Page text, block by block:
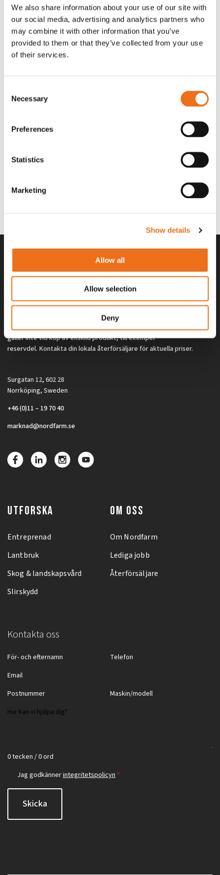
We also share information about your use of our site with
our social media, advertising and analytics partners who
may combine it with other information that you’ve
provided to them or that they’ve collected from your use
of their services.
Selection
Necessary
Preferences
Statistics
Marketing
Show details
Allow all
Allow selection
Deny
Lägg till i varukorg
Rotor, komplett med slagor
35 730kr (ex. moms)
Grön truckknapp
530kr (ex. moms)
Lägg till i varukorg
Rotor teeth 8t/6k 0Gr/8 R6/14
Alla priser på tillbehör och tillval gäller vid köp av ny maskin. Priserna
gäller inte vid köp av enskild produkt, till exempel
reservdel. Kontakta din lokala återförsäljare för aktuella priser.
Surgatan 12, 602 28
Norrköping, Sweden
+46 (0)11 – 19 70 40
marknad@nordfarm.se
UTFORSKA
Entreprenad
Lantbruk
Skog & landskapsvård
Slirskydd
OM OSS
Om Nordfarm
Lediga jobb
Återförsäljare
Kontakta oss
0 tecken / 0 ord
Jag godkännerintegritetspolicyn *
Skicka